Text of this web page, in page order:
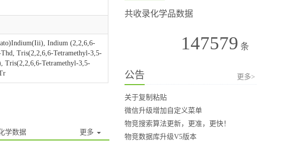
Indium (2,2,6,6-
Tris(2,2,6,6-Tetramethyl-3,5-
Tris(2,2,6,6-Tetramethyl-3,5-
学数据 更多
共收录化学品数据
147579 条
公告 更多>
关于复制粘贴
微信升级增加自定义菜单
物竞搜索算法更新，更准，更快！
物竞数据库升级V5版本